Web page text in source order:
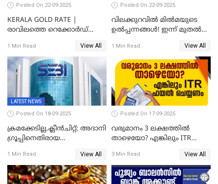
Posted On 22-09-2025
KERALA GOLD RATE |
രാവിലത്തെ റെക്കോർഡ്
തവണ കൂടി; പവൻ വില
83,000 ലേക്ക്
1 Min Read View All
Posted On 22-09-2025
വിലക്കുറവിൽ മിൽമയുടെ
ഉൽപ്പന്നങ്ങൾ! ഇന്ന് മുതൽ
ഉപഭോക്താക്കൾക്ക്
1 Min Read View All
LATEST NEWS
Posted On 18-09-2025
ക്രമക്കേടില്ല,ക്ലീൻചിറ്റ്; അദാനി
​ഗ്രൂപ്പിനെതിരായ
തള്ളി സെബി
1 Min Read View All
Posted On 17-09-2025
വരുമാനം 3 ലക്ഷത്തിൽ
താഴെയോ? എങ്കിലും ITR
3 Min Read View All